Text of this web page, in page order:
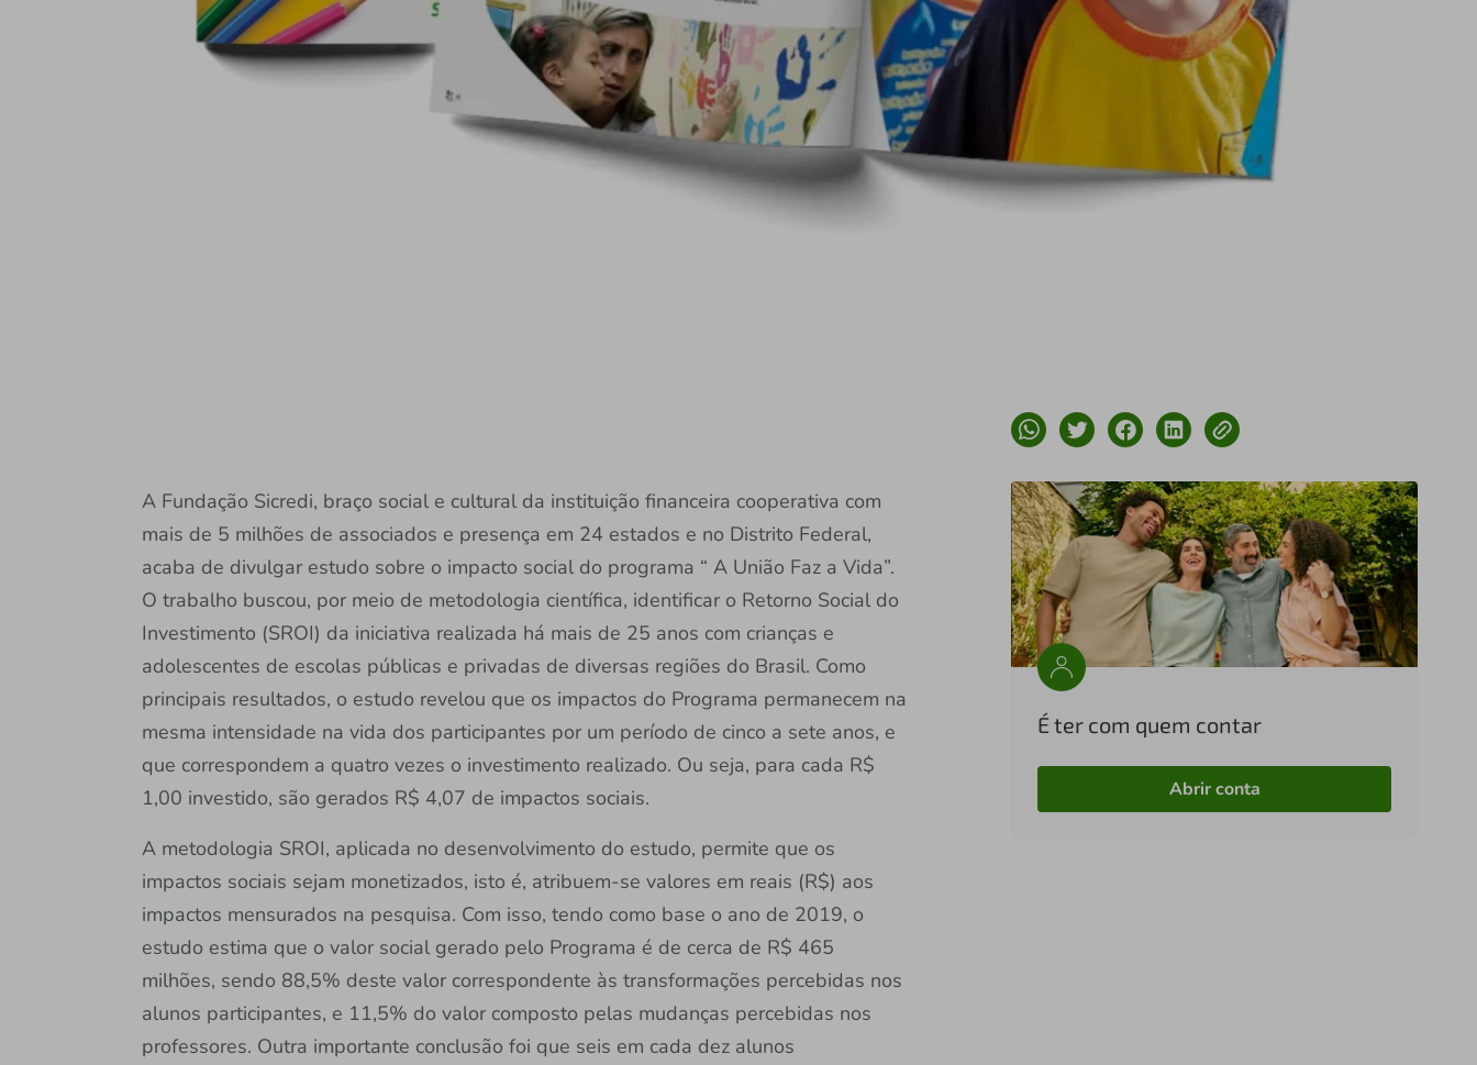
A Fundação Sicredi, braço social e cultural da instituição financeira cooperativa com
mais de 5 milhões de associados e presença em 24 estados e no Distrito Federal,
acaba de divulgar estudo sobre o impacto social do programa “ A União Faz a Vida”.
O trabalho buscou, por meio de metodologia científica, identificar o Retorno Social do
Investimento (SROI) da iniciativa realizada há mais de 25 anos com crianças e
adolescentes de escolas públicas e privadas de diversas regiões do Brasil. Como
principais resultados, o estudo revelou que os impactos do Programa permanecem na
mesma intensidade na vida dos participantes por um período de cinco a sete anos, e
que correspondem a quatro vezes o investimento realizado. Ou seja, para cada R$
1,00 investido, são gerados R$ 4,07 de impactos sociais.
A metodologia SROI, aplicada no desenvolvimento do estudo, permite que os
impactos sociais sejam monetizados, isto é, atribuem-se valores em reais (R$) aos
impactos mensurados na pesquisa. Com isso, tendo como base o ano de 2019, o
estudo estima que o valor social gerado pelo Programa é de cerca de R$ 465
milhões, sendo 88,5% deste valor correspondente às transformações percebidas nos
alunos participantes, e 11,5% do valor composto pelas mudanças percebidas nos
professores. Outra importante conclusão foi que seis em cada dez alunos
É ter com quem contar
Abrir conta